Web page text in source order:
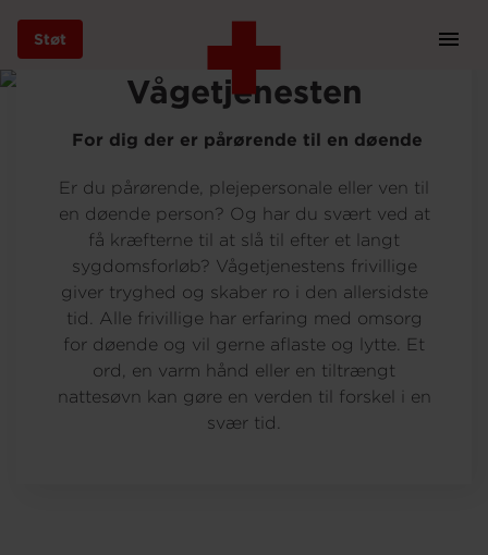
Gå
hovedindhold
Støt
Bliv frivillig
Vores indsatser
Foto: Marie Louise Munkegaard
Vågetjenesten
For dig der er pårørende til en døende
Er du pårørende, plejepersonale eller ven til
en døende person? Og har du svært ved at
få kræfterne til at slå til efter et langt
sygdomsforløb? Vågetjenestens frivillige
giver tryghed og skaber ro i den allersidste
tid. Alle frivillige har erfaring med omsorg
for døende og vil gerne aflaste og lytte. Et
ord, en varm hånd eller en tiltrængt
nattesøvn kan gøre en verden til forskel i en
svær tid.